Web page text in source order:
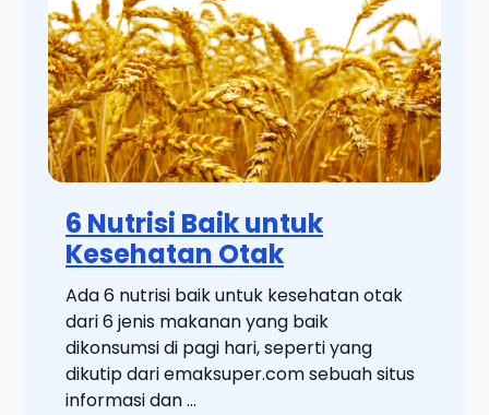
6 Nutrisi Baik untuk
Kesehatan Otak
Ada 6 nutrisi baik untuk kesehatan otak
dari 6 jenis makanan yang baik
dikonsumsi di pagi hari, seperti yang
dikutip dari emaksuper.com sebuah situs
informasi dan ...